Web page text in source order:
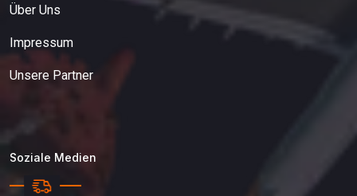
Über Uns
Impressum
Unsere Partner
Soziale Medien